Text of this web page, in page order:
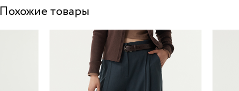
Похожие товары